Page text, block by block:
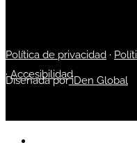
Política de privacidad ·
·Accesibilidad
Diseñada poriDen Global